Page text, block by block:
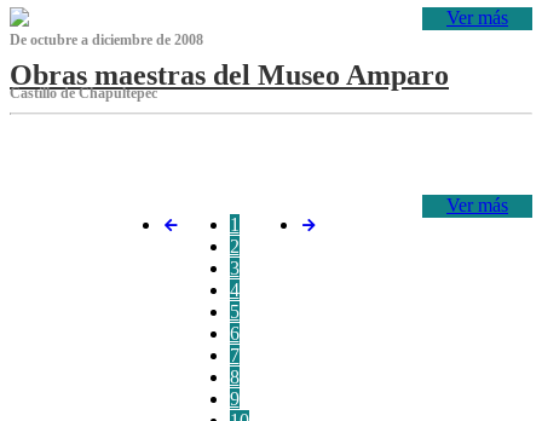
Ver más
De octubre a diciembre de 2008
Obras maestras del Museo Amparo
Castillo de Chapultepec
Ver más
1
2
3
4
5
6
7
8
9